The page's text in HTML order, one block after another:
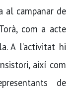
al campanar de
com a acte
A l’activitat hi
així com
de